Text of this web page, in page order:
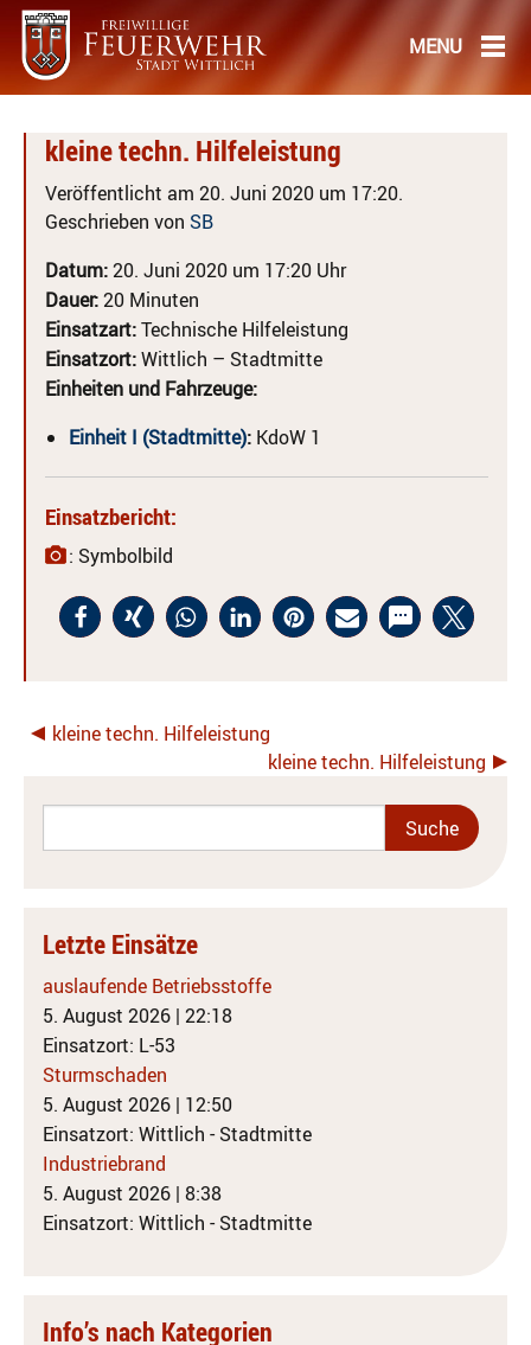
kleine techn. Hilfeleistung
Veröffentlicht am 20. Juni 2020 um 17:20.
Geschrieben von SB
Datum:20. Juni 2020 um 17:20 Uhr
Dauer:20 Minuten
Einsatzart:Technische Hilfeleistung
Einsatzort:Wittlich – Stadtmitte
Einheiten und Fahrzeuge:
Einheit I (Stadtmitte): KdoW 1
Einsatzbericht:
: Symbolbild
kleine techn. Hilfeleistung
kleine techn. Hilfeleistung
Letzte Einsätze
auslaufende Betriebsstoffe
5. August 2026 | 22:18
Einsatzort: L-53
Sturmschaden
5. August 2026 | 12:50
Einsatzort: Wittlich - Stadtmitte
Industriebrand
5. August 2026 | 8:38
Einsatzort: Wittlich - Stadtmitte
Info’s nach Kategorien